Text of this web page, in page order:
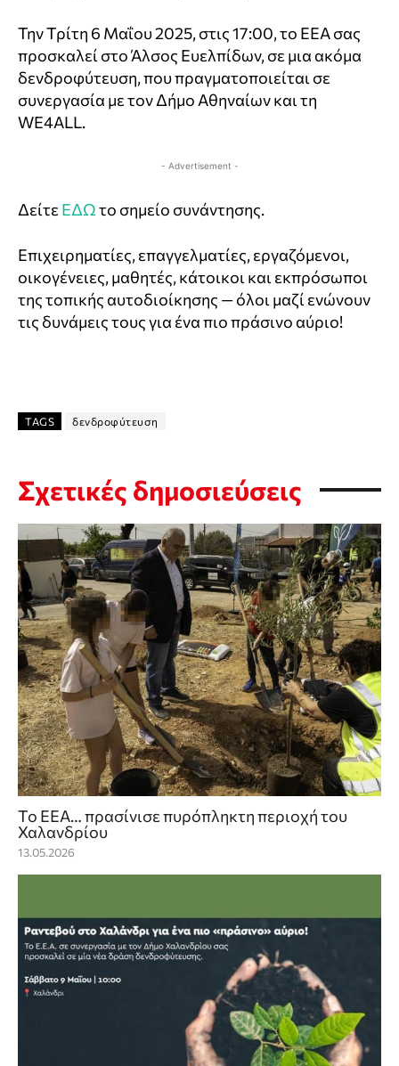
Την Τρίτη 6 Μαΐου 2025, στις 17:00, το ΕΕΑ σας
προσκαλεί στο Άλσος Ευελπίδων, σε μια ακόμα
δενδροφύτευση, που πραγματοποιείται σε
συνεργασία με τον Δήμο Αθηναίων και τη
WE4ALL.
- Advertisement -
Δείτε ΕΔΩτο σημείο συνάντησης.
Επιχειρηματίες, επαγγελματίες, εργαζόμενοι,
οικογένειες, μαθητές, κάτοικοι και εκπρόσωποι
της τοπικής αυτοδιοίκησης — όλοι μαζί ενώνουν
τις δυνάμεις τους για ένα πιο πράσινο αύριο!
TAGS δενδροφύτευση
Σχετικές δημοσιεύσεις
To ΕΕΑ… πρασίνισε πυρόπληκτη περιοχή του
Χαλανδρίου
13.05.2026